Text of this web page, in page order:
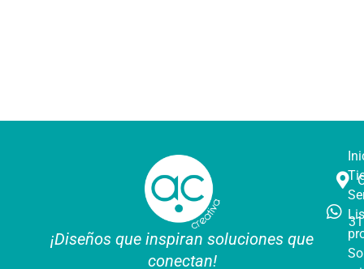
¡Diseños que inspiran soluciones que
conectan!